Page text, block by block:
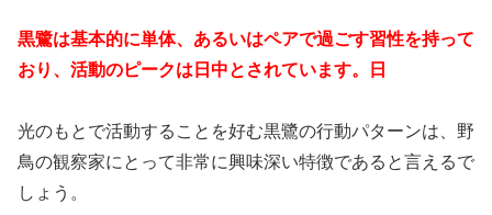
黒鷺は基本的に単体、あるいはペアで過ごす習性を持って
おり、活動のピークは日中とされています。日
光のもとで活動することを好む黒鷺の行動パターンは、野
鳥の観察家にとって非常に興味深い特徴であると言えるで
しょう。